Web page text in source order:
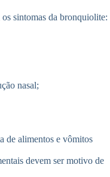
sintomas da bronquiolite:
nasal;
de alimentos e vômitos
devem ser motivo de